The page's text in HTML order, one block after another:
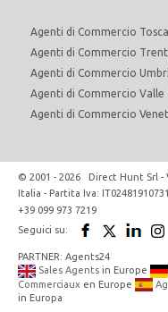
Agenti di Commercio
Agenti di Commercio
Agenti di Commercio
Agenti di Commercio Valle
Agenti di Commercio
© 2001 - 2026 Direct Hunt Srl -
Italia - Partita Iva:
+39 099 973 7219
Seguici su:
PARTNER: Agents24
Sales Agents in Europe
Commerciaux en Europe
in Europa